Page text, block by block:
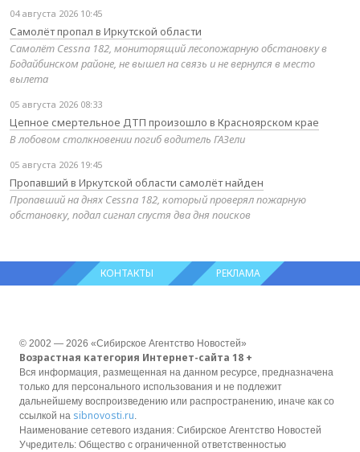
04 августа 2026 10:45
Самолёт пропал в Иркутской области
Самолёт Cessna 182, мониторящий лесопожарную обстановку в
Бодайбинском районе, не вышел на связь и не вернулся в место
вылета
05 августа 2026 08:33
Цепное смертельное ДТП произошло в Красноярском крае
В лобовом столкновении погиб водитель ГАЗели
05 августа 2026 19:45
Пропавший в Иркутской области самолёт найден
Пропавший на днях Cessna 182, который проверял пожарную
обстановку, подал сигнал спустя два дня поисков
КОНТАКТЫ РЕКЛАМА
© 2002 — 2026 «Сибирское Агентство Новостей»
Возрастная категория Интернет-сайта 18 +
Вся информация, размещенная на данном ресурсе, предназначена
только для персонального использования и не подлежит
дальнейшему воспроизведению или распространению, иначе как со
ссылкой на sibnovosti.ru.
Наименование сетевого издания: Сибирское Агентство Новостей
Учредитель: Общество с ограниченной ответственностью